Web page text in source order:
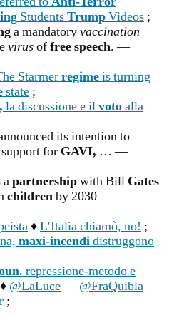
StudentsTrumpVideos ;
a mandatoryvaccination
virusoffree speech. —
Starmerregimeis turning
state ;
la discussione e ilvotoalla
its intention to
for GAVI, … —
apartnershipwith Bill Gates
childrenby 2030 —
♦L’Italia chiamò, no! ;
maxi-incendidistruggono
repressione-metodo e
♦ @LaLuce —@FraQuibla—
;